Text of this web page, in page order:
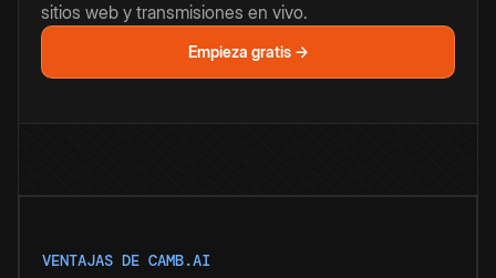
sitios web y transmisiones en vivo.
Empieza gratis →
VENTAJAS DE CAMB.AI